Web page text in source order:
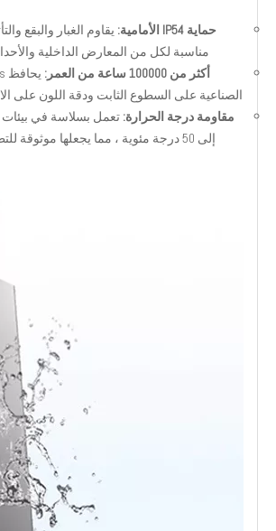
حماية IP54 الأمامية:
يقاوم الغبار والبقع
مناسبة لكل من المعارض الداخلية
أكثر من 100000 ساعة من العمر:
الصناعية على السطوع الثابت ودقة اللون على
مقاومة درجة الحرارة:
إلى 50 درجة مئوية ، مما يجعلها موثوقة للتطبيقات العالمية.